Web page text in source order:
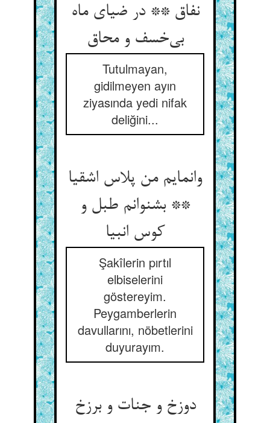
نفاق ** در ضیای ماه
بی‌‌خسف و محاق‌‌
Tutulmayan,
gidilmeyen ayın
ziyasında yedi nifak
deliğini...
وانمایم من پلاس اشقیا
** بشنوانم طبل و
کوس انبیا
Şakîlerin pırtıl
elbiselerini
göstereyim.
Peygamberlerin
davullarını, nöbetlerini
duyurayım.
دوزخ و جنات و برزخ